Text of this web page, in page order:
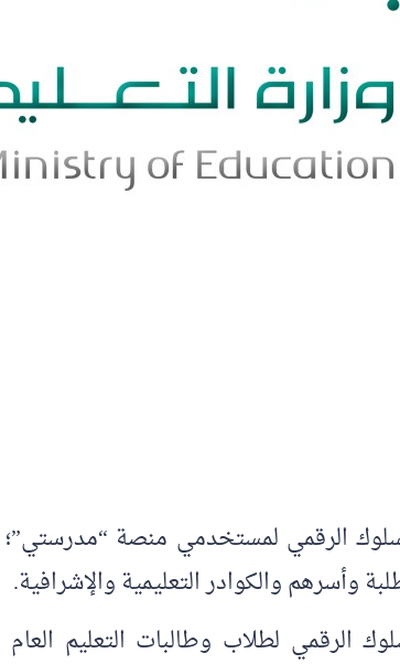
الرقمي لمستخدمي منصة “مدرستي”؛
وأسرهم والكوادر التعليمية والإشرافية.
الرقمي لطلاب وطالبات التعليم